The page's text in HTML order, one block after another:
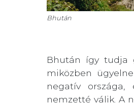
Bhután
Bhután így tudja
miközben
negatív
nemzetté válik. A